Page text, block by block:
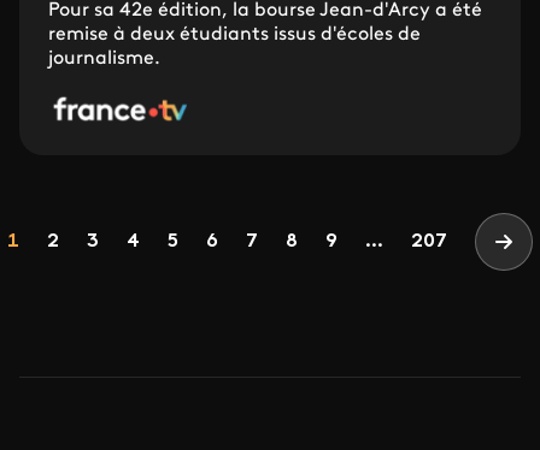
Pour sa 42e édition, la bourse Jean-d'Arcy a été
remise à deux étudiants issus d'écoles de
journalisme.
Page
1 Page
2 Page
3 Page
4 Page
5 Page
6 Page
7 Page
8 Page
9 ... 207